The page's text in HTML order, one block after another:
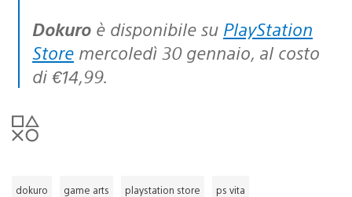
Dokuro è disponibile su PlayStation
Store mercoledì 30 gennaio, al costo
di €14,99.
dokuro game arts playstation store ps vita